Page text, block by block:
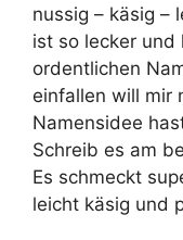
nussig – käsig –
ist so lecker und
ordentlichen
einfallen will mir
Namensidee
Schreib es am
Es schmeckt
leicht käsig und